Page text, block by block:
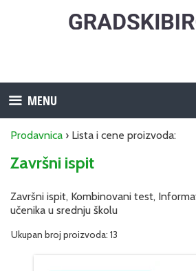
MENU
Prodavnica › Lista i cene proizvoda:
Završni ispit
Završni ispit, Kombinovani test,
učenika u srednju školu
Ukupan broj proizvoda: 13